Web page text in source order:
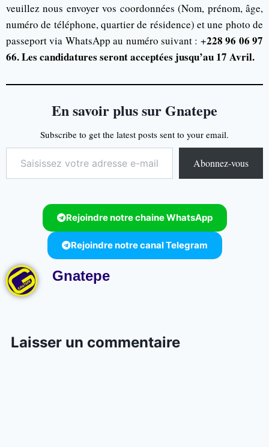
veuillez nous envoyer vos coordonnées (Nom, prénom, âge,
numéro de téléphone, quartier de résidence) et une photo de
passeport via WhatsApp au numéro suivant : +228 96 06 97
66. Les candidatures seront acceptées jusqu’au 17 Avril.
En savoir plus sur Gnatepe
Subscribe to get the latest posts sent to your email.
Abonnez-vous
Rejoindre notre chaine WhatsApp
Rejoindre notre canal Telegram
Gnatepe
Laisser un commentaire